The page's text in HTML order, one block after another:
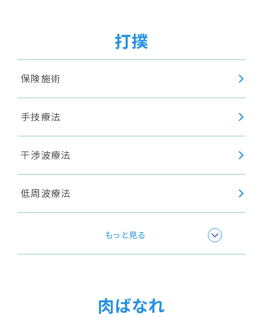
打撲
保険施術
手技療法
干渉波療法
低周波療法
もっと見る
肉ばなれ